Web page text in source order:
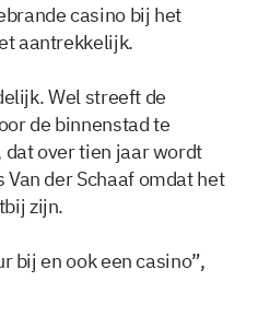
casino bij het
aantrekkelijk.
Wel streeft de
de binnenstad te
dat over tien jaar wordt
der Schaaf omdat het
zijn.
bij en ook een casino”,